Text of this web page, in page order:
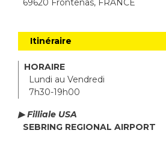
69620 Frontenas, FRANCE
Itinéraire
HORAIRE
Lundi au Vendredi
7h30-19h00
▶ Filliale USA
SEBRING REGIONAL AIRPORT